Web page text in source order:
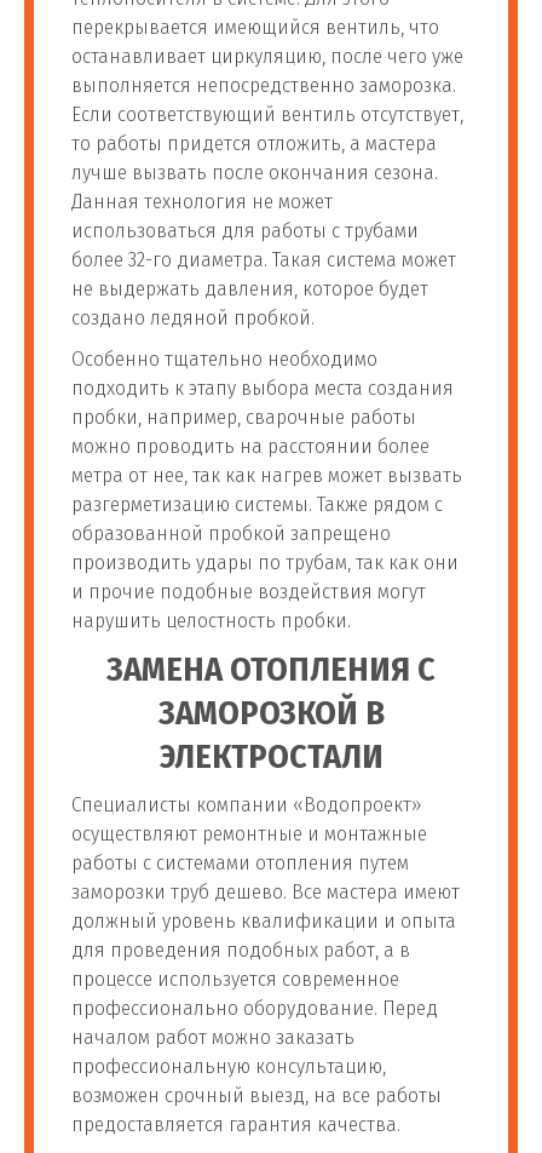
перекрывается имеющийся вентиль, что
останавливает циркуляцию, после чего уже
выполняется непосредственно заморозка.
Если соответствующий вентиль отсутствует,
то работы придется отложить, а мастера
лучше вызвать после окончания сезона.
Данная технология не может
использоваться для работы с трубами
более 32-го диаметра. Такая система может
не выдержать давления, которое будет
создано ледяной пробкой.
Особенно тщательно необходимо
подходить к этапу выбора места создания
пробки, например, сварочные работы
можно проводить на расстоянии более
метра от нее, так как нагрев может вызвать
разгерметизацию системы. Также рядом с
образованной пробкой запрещено
производить удары по трубам, так как они
и прочие подобные воздействия могут
нарушить целостность пробки.
ЗАМЕНА ОТОПЛЕНИЯ С
ЗАМОРОЗКОЙ В
ЭЛЕКТРОСТАЛИ
Специалисты компании «Водопроект»
осуществляют ремонтные и монтажные
работы с системами отопления путем
заморозки труб дешево. Все мастера имеют
должный уровень квалификации и опыта
для проведения подобных работ, а в
процессе используется современное
профессионально оборудование. Перед
началом работ можно заказать
профессиональную консультацию,
возможен срочный выезд, на все работы
предоставляется гарантия качества.